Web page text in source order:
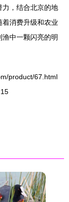
力，结合北京的地
消费升级和农业
中一颗闪亮的明
product/67.html